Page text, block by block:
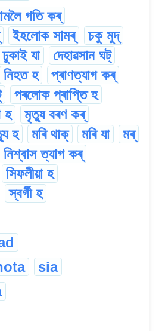
গতি কৰ্
ইহলোক সামৰ্
চকু মুদ্
ঢুকাই যা
দেহাৱসান ঘট্
নিহত হ
প্ৰাণত্যাগ কৰ্
পৰলোক প্ৰাপ্তি হ
হ
মৃত্যু বৰণ কৰ্
হ মৰি থাক্ মৰি যা
মৰ্
নিশ্বাস ত্যাগ কৰ্
সিফলীয়া হ
স্বৰ্গী হ
sia